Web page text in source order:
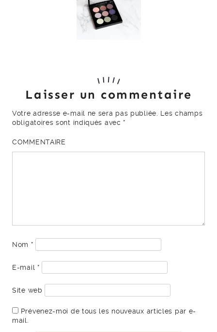
Laisser un commentaire
Votre adresse e-mail ne sera pas publiée.
Les champs
obligatoires sont indiqués avec *
COMMENTAIRE
Nom *
E-mail *
Site web
Prévenez-moi de tous les nouveaux articles par e-
mail.